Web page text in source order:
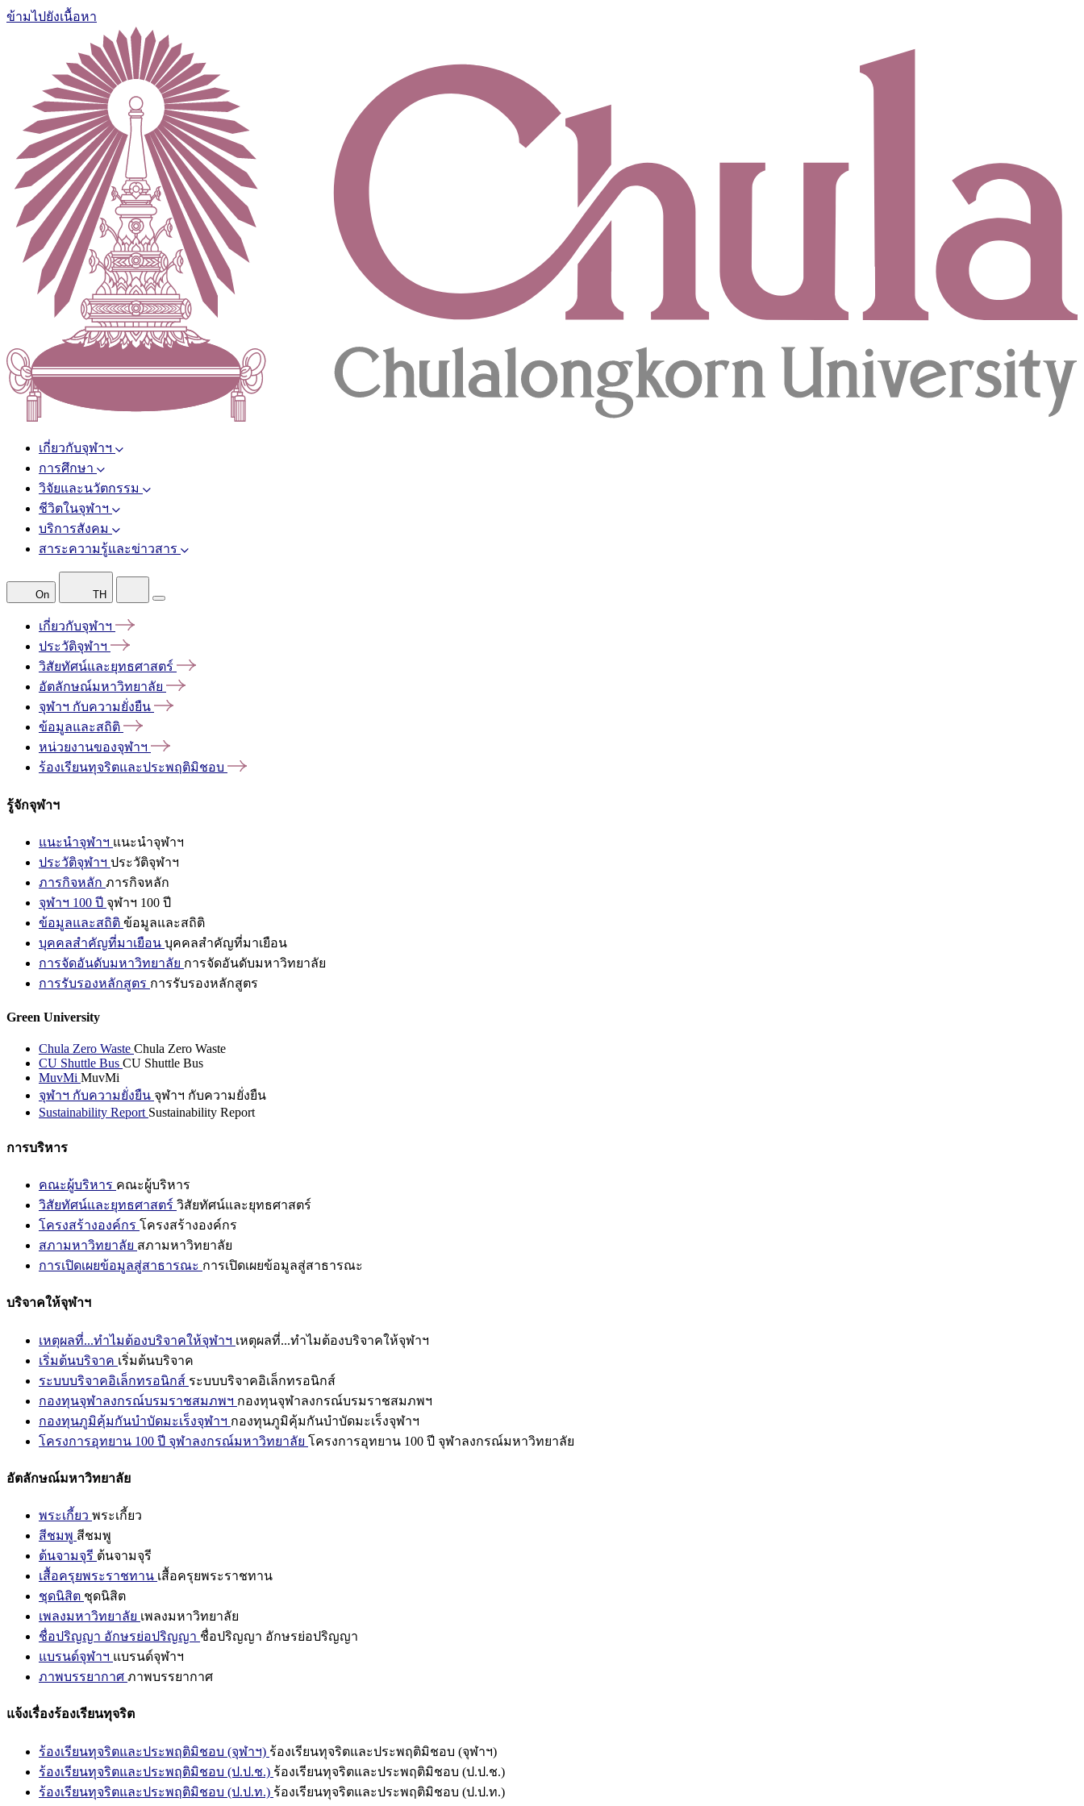
ข้ามไปยังเนื้อหา
เกี่ยวกับจุฬาฯ
การศึกษา
วิจัยและนวัตกรรม
ชีวิตในจุฬาฯ
บริการสังคม
สาระความรู้และข่าวสาร
On TH
เกี่ยวกับจุฬาฯ
ประวัติจุฬาฯ
วิสัยทัศน์และยุทธศาสตร์
อัตลักษณ์มหาวิทยาลัย
จุฬาฯ กับความยั่งยืน
ข้อมูลและสถิติ
หน่วยงานของจุฬาฯ
ร้องเรียนทุจริตและประพฤติมิชอบ
รู้จักจุฬาฯ
แนะนำจุฬาฯ แนะนำจุฬาฯ
ประวัติจุฬาฯ ประวัติจุฬาฯ
ภารกิจหลัก ภารกิจหลัก
จุฬาฯ 100 ปี จุฬาฯ 100 ปี
ข้อมูลและสถิติ ข้อมูลและสถิติ
บุคคลสำคัญที่มาเยือน บุคคลสำคัญที่มาเยือน
การจัดอันดับมหาวิทยาลัย การจัดอันดับมหาวิทยาลัย
การรับรองหลักสูตร การรับรองหลักสูตร
Green University
Chula Zero Waste Chula Zero Waste
CU Shuttle Bus CU Shuttle Bus
MuvMi MuvMi
จุฬาฯ กับความยั่งยืน จุฬาฯ กับความยั่งยืน
Sustainability Report Sustainability Report
การบริหาร
คณะผู้บริหาร คณะผู้บริหาร
วิสัยทัศน์และยุทธศาสตร์ วิสัยทัศน์และยุทธศาสตร์
โครงสร้างองค์กร โครงสร้างองค์กร
สภามหาวิทยาลัย สภามหาวิทยาลัย
การเปิดเผยข้อมูลสู่สาธารณะ การเปิดเผยข้อมูลสู่สาธารณะ
บริจาคให้จุฬาฯ
เหตุผลที่...ทำไมต้องบริจาคให้จุฬาฯ เหตุผลที่...ทำไมต้องบริจาคให้จุฬาฯ
เริ่มต้นบริจาค เริ่มต้นบริจาค
ระบบบริจาคอิเล็กทรอนิกส์ ระบบบริจาคอิเล็กทรอนิกส์
กองทุนจุฬาลงกรณ์บรมราชสมภพฯ กองทุนจุฬาลงกรณ์บรมราชสมภพฯ
กองทุนภูมิคุ้มกันบำบัดมะเร็งจุฬาฯ กองทุนภูมิคุ้มกันบำบัดมะเร็งจุฬาฯ
โครงการอุทยาน 100 ปี จุฬาลงกรณ์มหาวิทยาลัย โครงการอุทยาน 100 ปี จุฬาลงกรณ์มหาวิทยาลัย
อัตลักษณ์มหาวิทยาลัย
พระเกี้ยว พระเกี้ยว
สีชมพู สีชมพู
ต้นจามจุรี ต้นจามจุรี
เสื้อครุยพระราชทาน เสื้อครุยพระราชทาน
ชุดนิสิต ชุดนิสิต
เพลงมหาวิทยาลัย เพลงมหาวิทยาลัย
ชื่อปริญญา อักษรย่อปริญญา ชื่อปริญญา อักษรย่อปริญญา
แบรนด์จุฬาฯ แบรนด์จุฬาฯ
ภาพบรรยากาศ ภาพบรรยากาศ
แจ้งเรื่องร้องเรียนทุจริต
ร้องเรียนทุจริตและประพฤติมิชอบ (จุฬาฯ) ร้องเรียนทุจริตและประพฤติมิชอบ (จุฬาฯ)
ร้องเรียนทุจริตและประพฤติมิชอบ (ป.ป.ช.) ร้องเรียนทุจริตและประพฤติมิชอบ (ป.ป.ช.)
ร้องเรียนทุจริตและประพฤติมิชอบ (ป.ป.ท.) ร้องเรียนทุจริตและประพฤติมิชอบ (ป.ป.ท.)